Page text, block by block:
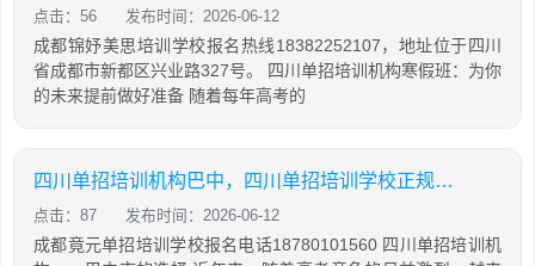
点击：56 发布时间：2026-06-12
成都锦妤美思培训学校报名热线18382252107，地址位于四川
省成都市新都区兴业路327号。 四川单招培训机构寒假班：为你
的未来提前做好准备 随着每年高考的
四川单招培训机构巴中，四川单招培训学校正规学校
点击：87 发布时间：2026-06-12
成都竟元单招培训学校报名电话18780101560 四川单招培训机